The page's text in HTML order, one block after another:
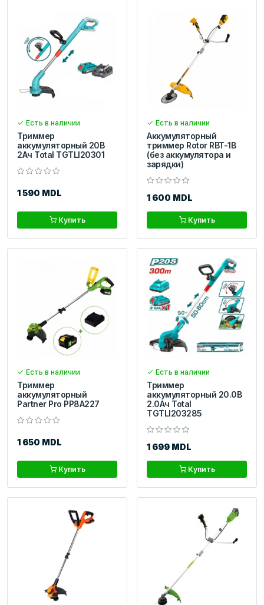
Есть в наличии
Триммер
аккумуляторный 20В
2Aч Total TGTLI20301
1 590 MDL
Купить
Есть в наличии
Аккумуляторный
триммер Rotor RBT-1B
(без аккумулятора и
зарядки)
1 600 MDL
Купить
Есть в наличии
Триммер
аккумуляторный
Partner Pro PP8A227
1 650 MDL
Купить
Есть в наличии
Триммер
аккумуляторный 20.0В
2.0Aч Total
TGTLI203285
1 699 MDL
Купить